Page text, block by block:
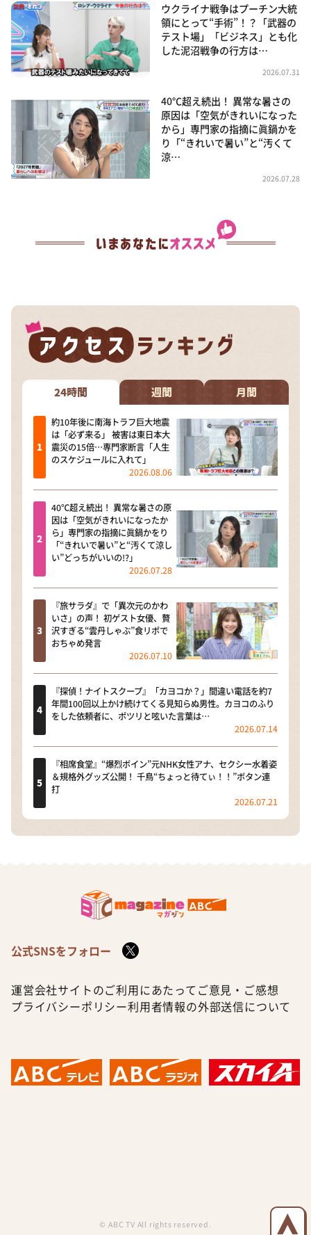
ウクライナ戦争はプーチン大統
領にとって“手術”！？「武器の
テスト場」「ビジネス」とも化
した泥沼戦争の行方は…
2026.07.31
40℃超え続出！ 異常な暑さの
原因は「空気がきれいになった
から」専門家の指摘に眞鍋かを
り「“きれいで暑い”と“汚くて
涼…
2026.07.28
24時間 週間 月間
約10年後に南海トラフ巨大地震
は「必ず来る」 被害は東日本大
震災の15倍…専門家断言「人生
のスケジュールに入れて」
2026.08.06
40℃超え続出！ 異常な暑さの原
因は「空気がきれいになったか
ら」専門家の指摘に眞鍋かをり
「“きれいで暑い”と“汚くて涼し
い”どっちがいいの!?」
2026.07.28
『旅サラダ』で「異次元のかわ
いさ」の声！ 初ゲスト女優、贅
沢すぎる“雲丹しゃぶ”食リポで
おちゃめ発言
2026.07.10
『探偵！ナイトスクープ』「カヨコか？」間違い電話を約7
年間100回以上かけ続けてくる見知らぬ男性。カヨコのふり
をした依頼者に、ポツリと呟いた言葉は…
2026.07.14
『相席食堂』“爆烈ボイン”元NHK女性アナ、セクシー水着姿
＆規格外グッズ公開！ 千鳥“ちょっと待てぃ！！”ボタン連
打
2026.07.21
公式SNSをフォロー
運営会社サイトのご利用にあたって ご意見・ご感想
プライバシーポリシー利用者情報の外部送信について
© ABC TV All rights reserved.